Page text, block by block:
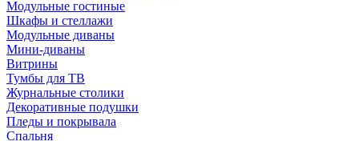
Модульные гостиные
Шкафы и стеллажи
Модульные диваны
Мини-диваны
Витрины
Тумбы для ТВ
Журнальные столики
Декоративные подушки
Пледы и покрывала
Спальня